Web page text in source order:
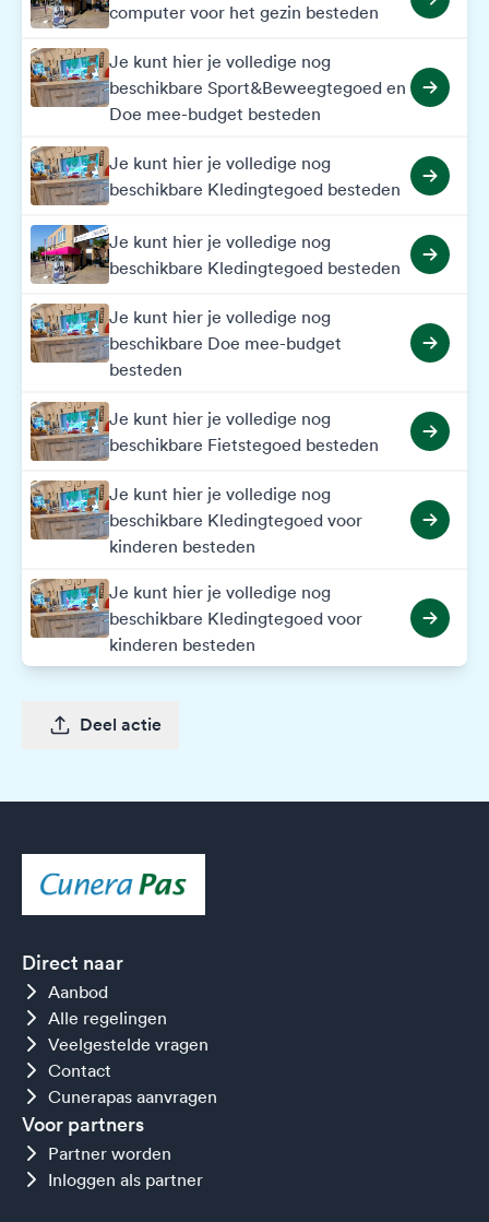
computer voor het gezin besteden
Je kunt hier je volledige nog
beschikbare Sport&Beweegtegoed en
Doe mee-budget besteden
Je kunt hier je volledige nog
beschikbare Kledingtegoed besteden
Je kunt hier je volledige nog
beschikbare Kledingtegoed besteden
Je kunt hier je volledige nog
beschikbare Doe mee-budget
besteden
Je kunt hier je volledige nog
beschikbare Fietstegoed besteden
Je kunt hier je volledige nog
beschikbare Kledingtegoed voor
kinderen besteden
Je kunt hier je volledige nog
beschikbare Kledingtegoed voor
kinderen besteden
Deel actie
Direct naar
Aanbod
Alle regelingen
Veelgestelde vragen
Contact
Cunerapas aanvragen
Voor partners
Partner worden
Inloggen als partner